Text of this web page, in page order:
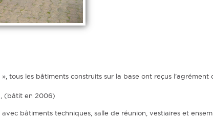
tous les bâtiments construits sur la base ont reçus
(bâtit en 2006)
bâtiments techniques, salle de réunion, vestiaires et